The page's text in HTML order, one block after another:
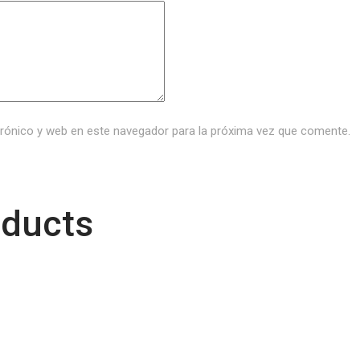
y web en este navegador para la próxima vez que comente.